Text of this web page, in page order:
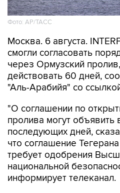
Фото: AP/ТАСС
Москва. 6 августа.
смогли согласовать
через Ормузский
действовать 60 дней,
"Аль-Арабийя" со
"О соглашении по
пролива могут объявить
последующих дней,
что соглашение
требует одобрения
национальной
информирует телеканал.